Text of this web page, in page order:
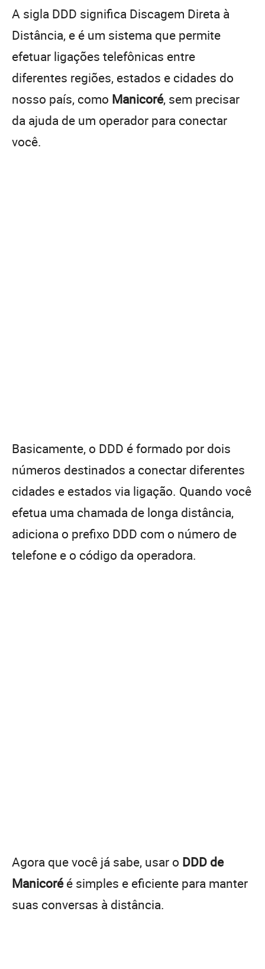
A sigla DDD significa Discagem Direta à
Distância, e é um sistema que permite
efetuar ligações telefônicas entre
diferentes regiões, estados e cidades do
nosso país, como Manicoré, sem precisar
da ajuda de um operador para conectar
você.
Basicamente, o DDD é formado por dois
números destinados a conectar diferentes
cidades e estados via ligação. Quando você
efetua uma chamada de longa distância,
adiciona o prefixo DDD com o número de
telefone e o código da operadora.
Agora que você já sabe, usar o DDD de
Manicoréé simples e eficiente para manter
suas conversas à distância.